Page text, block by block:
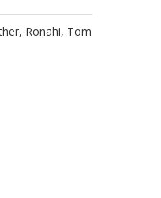
Ronahi, Tom